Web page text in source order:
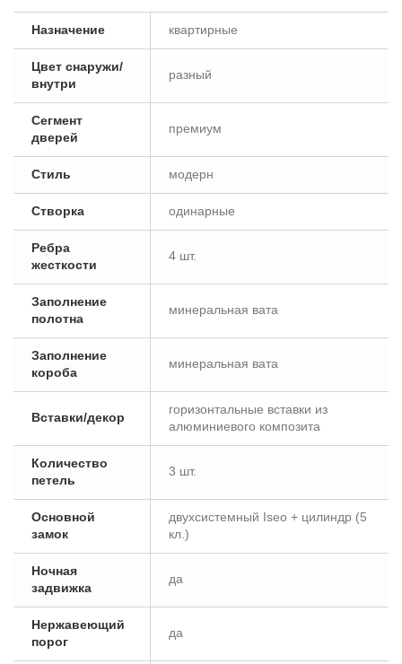
Назначение квартирные
Цвет снаружи/
внутри
разный
Сегмент
дверей
премиум
Стиль модерн
Створка одинарные
Ребра
жесткости
4 шт.
Заполнение
полотна
минеральная вата
Заполнение
короба
минеральная вата
Вставки/декор
горизонтальные вставки из
алюминиевого композита
Количество
петель
3 шт.
Основной
замок
двухсистемный Iseo + цилиндр (5
кл.)
Ночная
задвижка
да
Нержавеющий
порог
да